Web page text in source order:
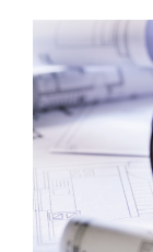
l'image
agrandie